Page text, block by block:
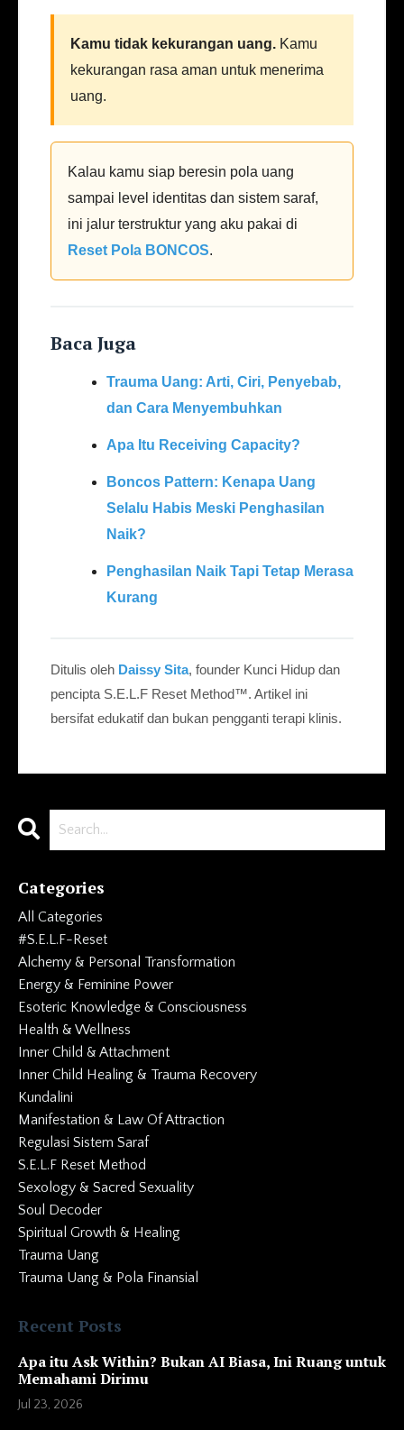
Kamu tidak kekurangan uang. Kamu
kekurangan rasa aman untuk menerima
uang.
Kalau kamu siap beresin pola uang
sampai level identitas dan sistem saraf,
ini jalur terstruktur yang aku pakai di
Reset Pola BONCOS.
Baca Juga
Trauma Uang: Arti, Ciri, Penyebab,
dan Cara Menyembuhkan
Apa Itu Receiving Capacity?
Boncos Pattern: Kenapa Uang
Selalu Habis Meski Penghasilan
Naik?
Penghasilan Naik Tapi Tetap Merasa
Kurang
Ditulis oleh Daissy Sita, founder Kunci Hidup dan
pencipta S.E.L.F Reset Method™. Artikel ini
bersifat edukatif dan bukan pengganti terapi klinis.
Categories
All Categories
#s.e.l.f-Reset
Alchemy & Personal Transformation
Energy & Feminine Power
Esoteric Knowledge & Consciousness
Health & Wellness
Inner Child & Attachment
Inner Child Healing & Trauma Recovery
Kundalini
Manifestation & Law Of Attraction
Regulasi Sistem Saraf
S.e.l.f Reset Method
Sexology & Sacred Sexuality
Soul Decoder
Spiritual Growth & Healing
Trauma Uang
Trauma Uang & Pola Finansial
Recent Posts
Apa itu Ask Within? Bukan AI Biasa, Ini Ruang untuk
Memahami Dirimu
Jul 23, 2026